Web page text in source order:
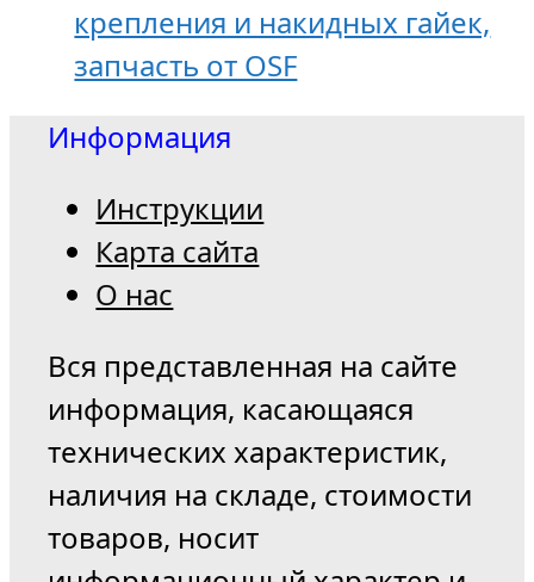
крепления и накидных гайек,
запчасть от OSF
Информация
Инструкции
Карта сайта
О нас
Вся представленная на сайте
информация, касающаяся
технических характеристик,
наличия на складе, стоимости
товаров, носит